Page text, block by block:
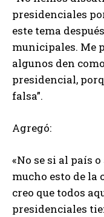
presidenciales
este tema
municipales. Me
algunos den
presidencial,
falsa”.
Agregó:
«No se si al país
mucho esto de la
creo que todos
presidenciales